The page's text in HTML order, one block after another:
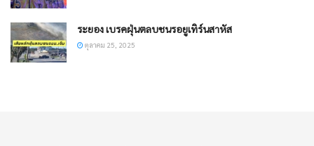
ระยอง เบรคฝุ่นตลบชนรอยูเทิร์นสาหัส
ตุลาคม 25, 2025